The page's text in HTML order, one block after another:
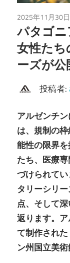
2025年11月30日
パタゴニ
女性たち
ーズが公
投稿者:
アルゼンチ
は、規制の
能性の限界
たち、医療
づけられて
タリーシリ
点、そして
返ります。
て制作された
ン州国立美術